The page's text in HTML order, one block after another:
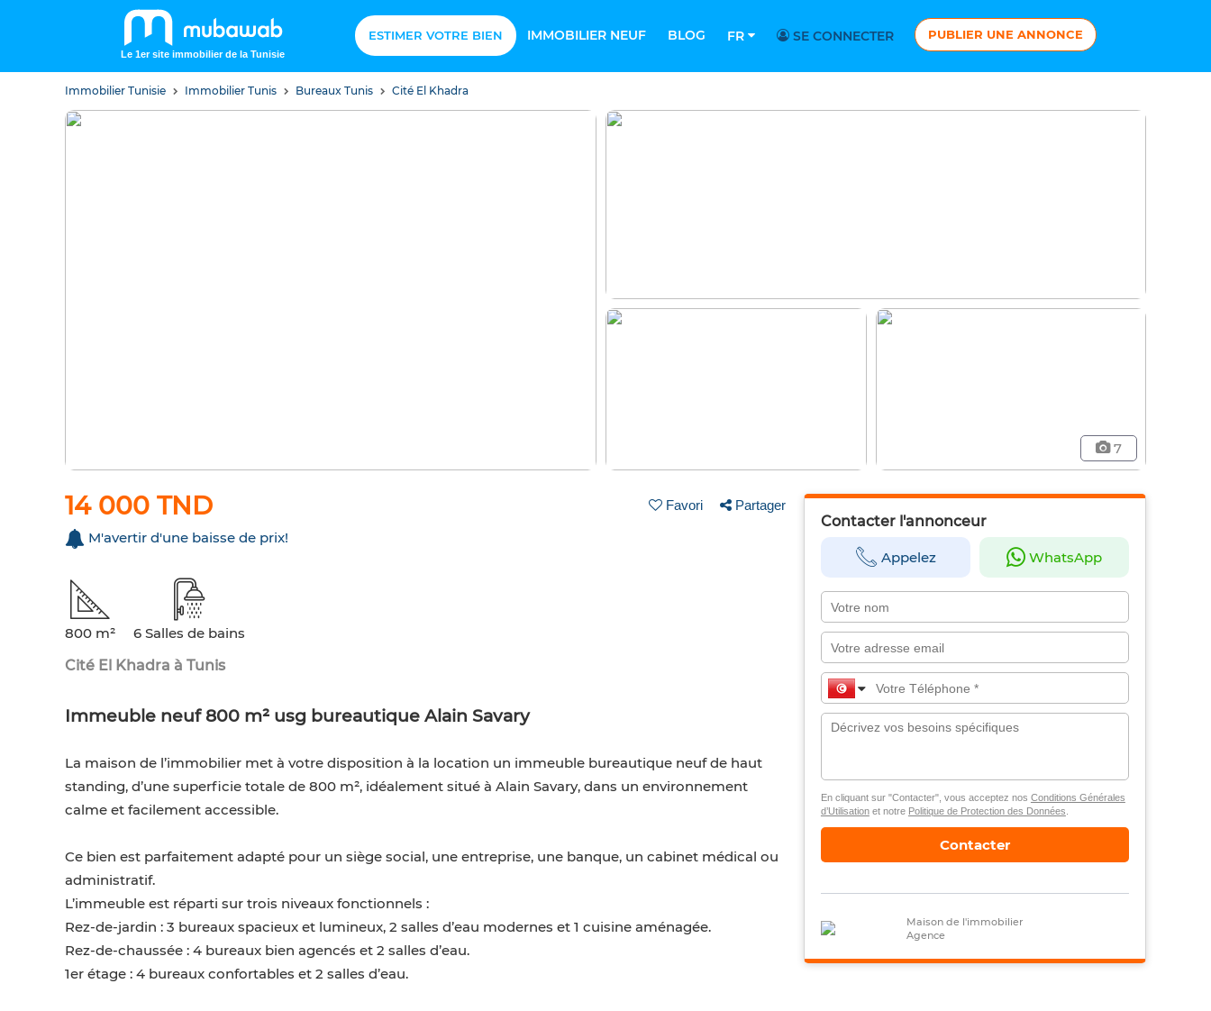
Le 1er site immobilier de la Tunisie
ESTIMER VOTRE BIEN IMMOBILIER NEUF BLOG FR SE CONNECTER PUBLIER UNE ANNONCE
Immobilier Tunisie Immobilier Tunis Bureaux Tunis Cité El Khadra
7
14 000 TND Favori Partager
M'avertir d'une baisse de prix!
800 m²
6 Salles de bains
Cité El Khadra à Tunis
Immeuble neuf 800 m² usg bureautique Alain Savary
La maison de l’immobilier met à votre disposition à la location un immeuble bureautique neuf de haut
standing, d’une superficie totale de 800 m², idéalement situé à Alain Savary, dans un environnement
calme et facilement accessible.
Ce bien est parfaitement adapté pour un siège social, une entreprise, une banque, un cabinet médical ou
administratif.
L’immeuble est réparti sur trois niveaux fonctionnels :
Rez-de-jardin : 3 bureaux spacieux et lumineux, 2 salles d’eau modernes et 1 cuisine aménagée.
Rez-de-chaussée : 4 bureaux bien agencés et 2 salles d’eau.
1er étage : 4 bureaux confortables et 2 salles d’eau.
Contacter l'annonceur
Appelez WhatsApp
En cliquant sur "Contacter", vous acceptez nos Conditions Générales
d’Utilisationet notre Politique de Protection des Données
Contacter
Maison de l'immobilier
Agence